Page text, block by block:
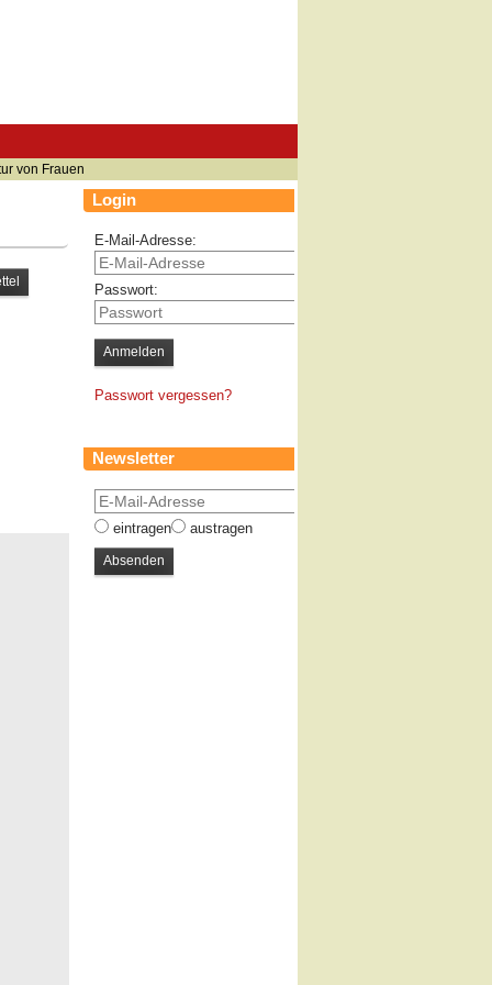
von Frauen
Login
E-Mail-Adresse:
Passwort:
Passwort vergessen?
Newsletter
eintragen austragen